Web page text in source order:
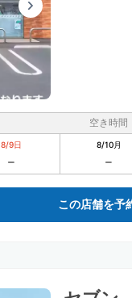
空き時間
8/9日 8/10月
この店舗を予